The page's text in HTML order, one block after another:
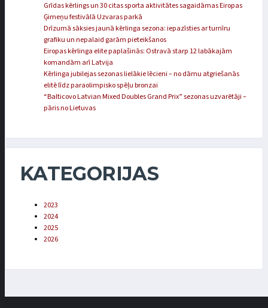
Grīdas kērlings un 30 citas sporta aktivitātes sagaidāmas Eiropas
Ģimeņu festivālā Uzvaras parkā
Drīzumā sāksies jaunā kērlinga sezona: iepazīsties ar turnīru
grafiku un nepalaid garām pieteikšanos
Eiropas kērlinga elite paplašinās: Ostravā starp 12 labākajām
komandām arī Latvija
Kērlinga jubilejas sezonas lielākie lēcieni – no dāmu atgriešanās
elitē līdz paraolimpisko spēļu bronzai
“Balticovo Latvian Mixed Doubles Grand Prix” sezonas uzvarētāji –
pāris no Lietuvas
KATEGORIJAS
2023
2024
2025
2026